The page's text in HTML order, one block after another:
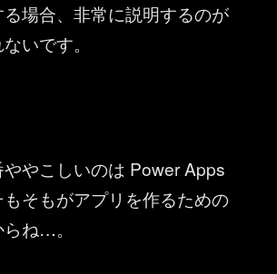
る場合、非常に説明するのが
いです。
やこしいのは Power Apps
そもがアプリを作るための
ね…。